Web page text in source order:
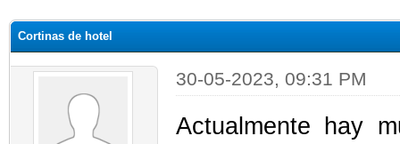
Cortinas de hotel
30-05-2023, 09:31 PM
Actualmente hay